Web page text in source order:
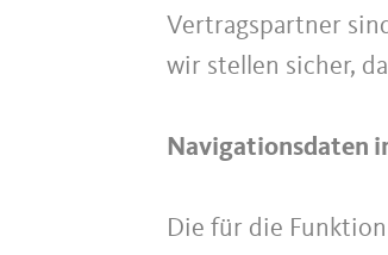
Vertragspartner
wir stellen sicher,
Navigationsdaten
Die für die